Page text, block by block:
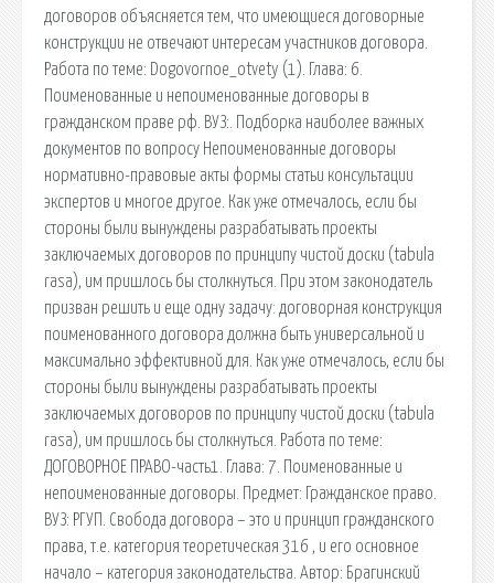
договоров объясняется тем, что имеющиеся договорные
конструкции не отвечают интересам участников договора.
Работа по теме: Dogovornoe_otvety (1). Глава: 6.
Поименованные и непоименованные договоры в
гражданском праве рф. ВУЗ:. Подборка наиболее важных
документов по вопросу Непоименованные договоры
нормативно-правовые акты формы статьи консультации
экспертов и многое другое. Как уже отмечалось, если бы
стороны были вынуждены разрабатывать проекты
заключаемых договоров по принципу чистой доски (tabula
rasa), им пришлось бы столкнуться. При этом законодатель
призван решить и еще одну задачу: договорная конструкция
поименованного договора должна быть универсальной и
максимально эффективной для. Как уже отмечалось, если бы
стороны были вынуждены разрабатывать проекты
заключаемых договоров по принципу чистой доски (tabula
rasa), им пришлось бы столкнуться. Работа по теме:
ДОГОВОРНОЕ ПРАВО-часть1. Глава: 7. Поименованные и
непоименованные договоры. Предмет: Гражданское право.
ВУЗ: РГУП. Свобода договора – это и принцип гражданского
права, т.е. категория теоретическая 316 , и его основное
начало – категория законодательства. Автор: Брагинский